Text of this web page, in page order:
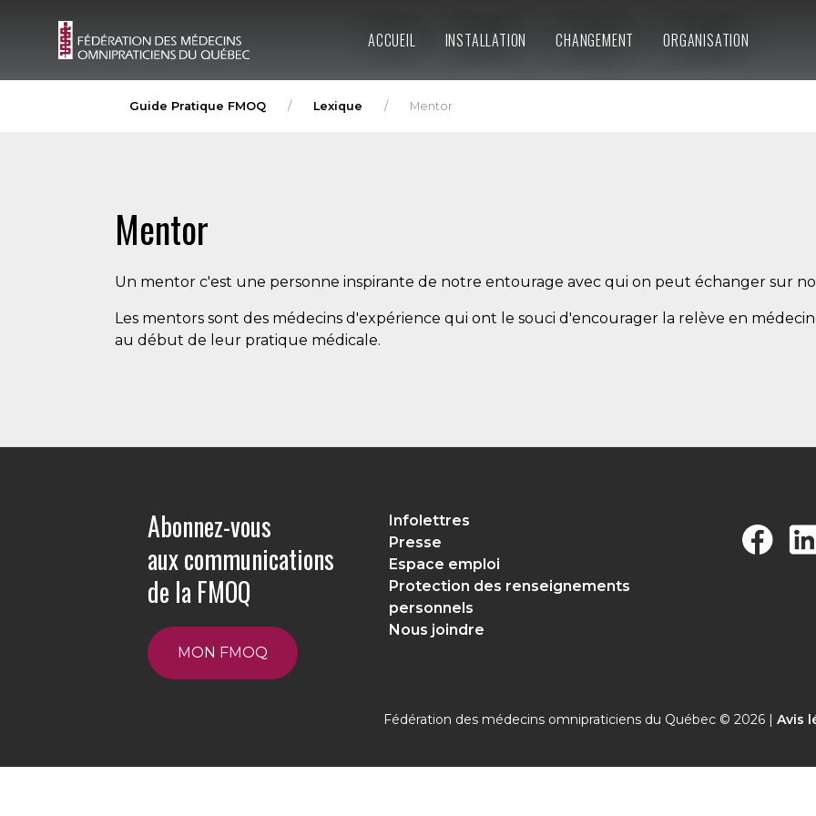
ACCUEIL INSTALLATION CHANGEMENT ORGANISATION
Guide Pratique FMOQ Lexique Mentor
Mentor
Un mentor c'est une personne inspirante de notre entourage avec qui on peut échanger sur
Les mentors sont des médecins d'expérience qui ont le souci d'encourager la relève en
au début de leur pratique médicale.
Abonnez-vous
aux communications
de la FMOQ
MON FMOQ
Infolettres
Presse
Espace emploi
Protection des renseignements
personnels
Nous joindre
Fédération des médecins omnipraticiens du Québec © 2026 | Avis